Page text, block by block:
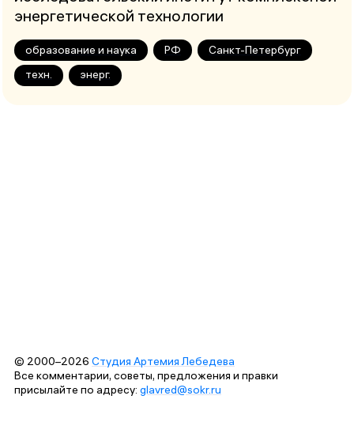
энергетической технологии
образование и наука РФ
Санкт-Петербург
техн.
энерг.
© 2000–2026 Студия Артемия Лебедева
Все комментарии, советы, предложения и правки
присылайте по адресу: glavred@sokr.ru